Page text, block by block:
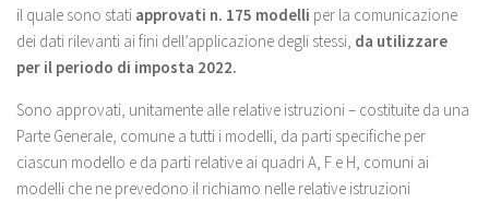
il quale sono stati approvati n. 175 modelli per la comunicazione
dei dati rilevanti ai fini dell’applicazione degli stessi, da utilizzare
per il periodo di imposta 2022.
Sono approvati, unitamente alle relative istruzioni – costituite da una
Parte Generale, comune a tutti i modelli, da parti specifiche per
ciascun modello e da parti relative ai quadri A, F e H, comuni ai
modelli che ne prevedono il richiamo nelle relative istruzioni